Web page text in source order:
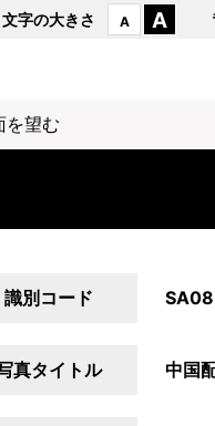
文字の大きさ A A
を望む
識別コード
真タイトル 中国